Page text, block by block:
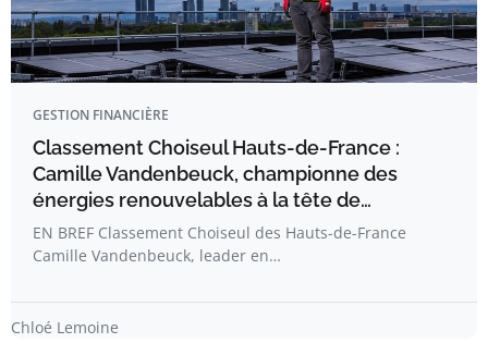
GESTION FINANCIÈRE
Classement Choiseul Hauts-de-France :
Camille Vandenbeuck, championne des
énergies renouvelables à la tête de…
EN BREF Classement Choiseul des Hauts-de-France
Camille Vandenbeuck, leader en…
Chloé Lemoine